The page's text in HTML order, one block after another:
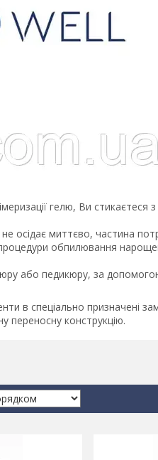
гелю, Ви стикаєтеся
осідає миттєво, частина
обпилювання
або педикюру, за
в спеціально призначені
переносну конструкцію.